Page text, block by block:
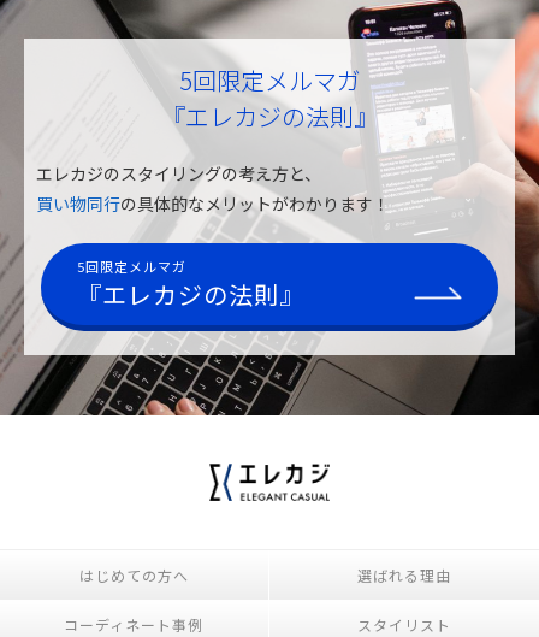
5回限定メルマガ
『エレカジの法則』
エレカジのスタイリングの考え方と、
買い物同行の具体的なメリットがわかります！
5回限定メルマガ
『エレカジの法則』
はじめての方へ 選ばれる理由
コーディネート事例 スタイリスト